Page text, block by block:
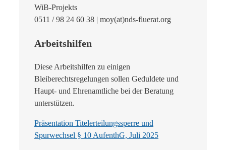
WiB-Projekts
0511 / 98 24 60 38 | moy(at)nds-fluerat.org
Arbeitshilfen
Diese Arbeitshilfen zu einigen
Bleiberechtsregelungen sollen Geduldete und
Haupt- und Ehrenamtliche bei der Beratung
unterstützen.
Präsentation Titelerteilungssperre und
Spurwechsel § 10 AufenthG, Juli 2025